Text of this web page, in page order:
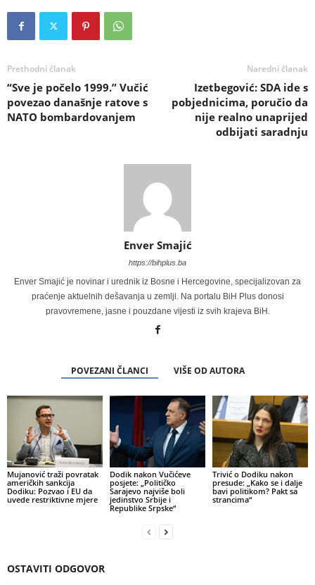
Prethodni članak
“Sve je počelo 1999.” Vučić
povezao današnje ratove s
NATO bombardovanjem
Naredni članak
Izetbegović: SDA ide s
pobjednicima, poručio da
nije realno unaprijed
odbijati saradnju
Enver Smajić
https://bihplus.ba
Enver Smajić je novinar i urednik iz Bosne i Hercegovine, specijalizovan za
praćenje aktuelnih dešavanja u zemlji. Na portalu BiH Plus donosi
pravovremene, jasne i pouzdane vijesti iz svih krajeva BiH.
POVEZANI ČLANCI VIŠE OD AUTORA
Mujanović traži povratak
američkih sankcija
Dodiku: Pozvao i EU da
uvede restriktivne mjere
Dodik nakon Vučićeve
posjete: „Političko
Sarajevo najviše boli
jedinstvo Srbije i
Republike Srpske“
Trivić o Dodiku nakon
presude: „Kako se i dalje
bavi politikom? Pakt sa
strancima“
OSTAVITI ODGOVOR